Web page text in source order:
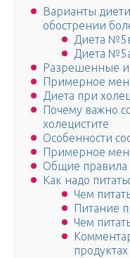
Варианты
обострении
Диета
Диета
Разрешенные
Примерное
Диета при
Почему важно
холецистите
Особенности
Примерное
Общие правила
Как надо
Чем
Питание
Чем
продуктах